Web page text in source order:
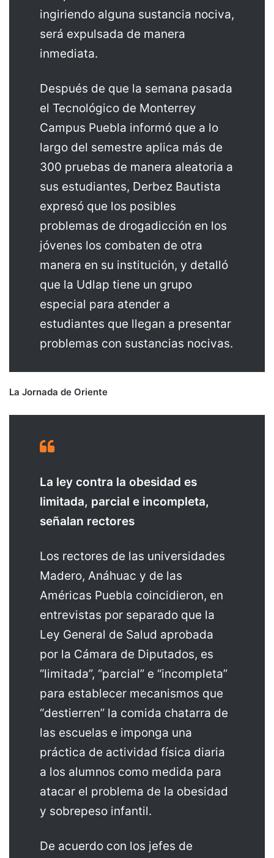
ingiriendo alguna sustancia nociva,
será expulsada de manera
inmediata.
Después de que la semana pasada
el Tecnológico de Monterrey
Campus Puebla informó que a lo
largo del semestre aplica más de
300 pruebas de manera aleatoria a
sus estudiantes, Derbez Bautista
expresó que los posibles
problemas de drogadicción en los
jóvenes los combaten de otra
manera en su institución, y detalló
que la Udlap tiene un grupo
especial para atender a
estudiantes que llegan a presentar
problemas con sustancias nocivas.
La Jornada de Oriente
La ley contra la obesidad es
limitada, parcial e incompleta,
señalan rectores
Los rectores de las universidades
Madero, Anáhuac y de las
Américas Puebla coincidieron, en
entrevistas por separado que la
Ley General de Salud aprobada
por la Cámara de Diputados, es
“limitada”, “parcial” e “incompleta”
para establecer mecanismos que
“destierren” la comida chatarra de
las escuelas e imponga una
práctica de actividad física diaria
a los alumnos como medida para
atacar el problema de la obesidad
y sobrepeso infantil.
De acuerdo con los jefes de